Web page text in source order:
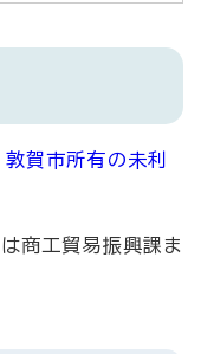
敦賀市所有の未利
商工貿易振興課ま